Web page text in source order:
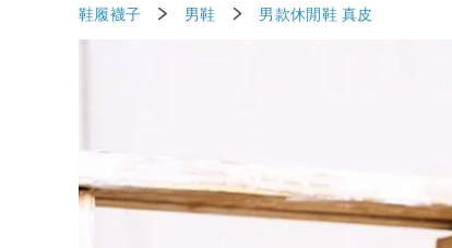
鞋履襪子 男鞋 男款休閒鞋 真皮